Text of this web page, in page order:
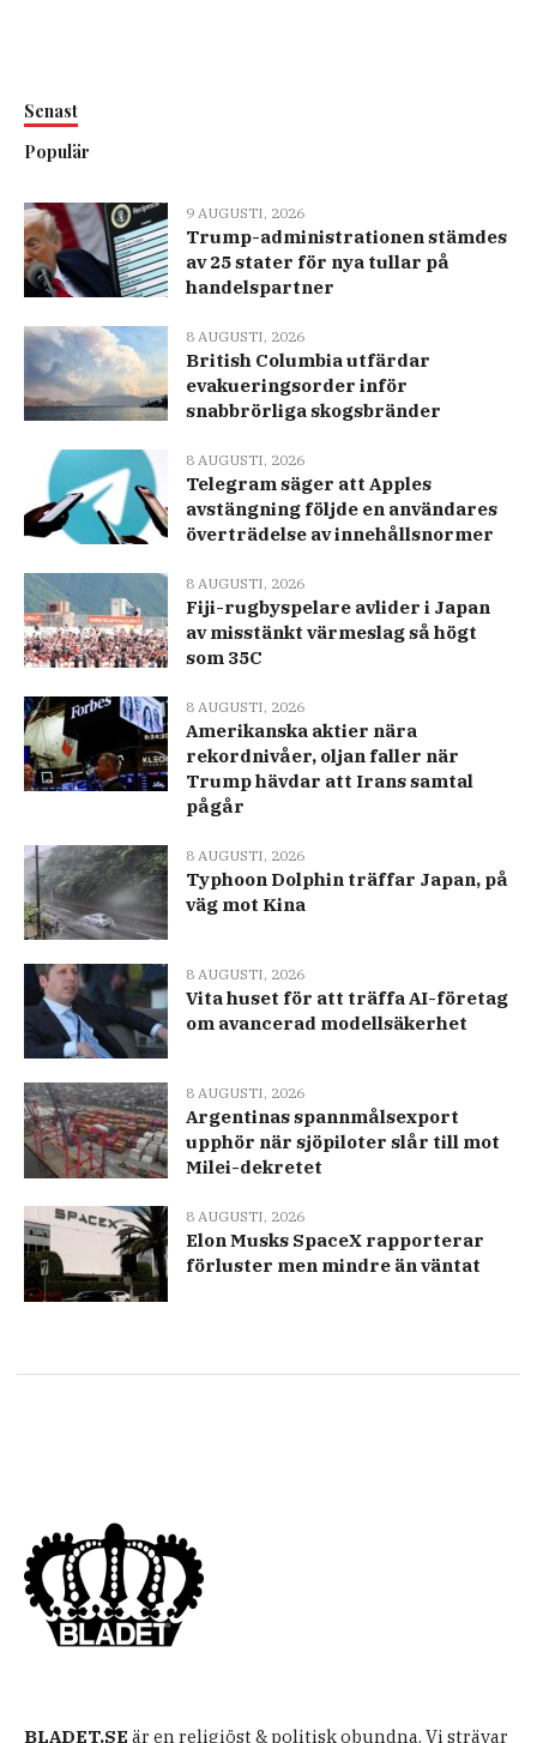
Senast
Populär
9 AUGUSTI, 2026
Trump-administrationen stämdes
av 25 stater för nya tullar på
handelspartner
8 AUGUSTI, 2026
British Columbia utfärdar
evakueringsorder inför
snabbrörliga skogsbränder
8 AUGUSTI, 2026
Telegram säger att Apples
avstängning följde en användares
överträdelse av innehållsnormer
8 AUGUSTI, 2026
Fiji-rugbyspelare avlider i Japan
av misstänkt värmeslag så högt
som 35C
8 AUGUSTI, 2026
Amerikanska aktier nära
rekordnivåer, oljan faller när
Trump hävdar att Irans samtal
pågår
8 AUGUSTI, 2026
Typhoon Dolphin träffar Japan, på
väg mot Kina
8 AUGUSTI, 2026
Vita huset för att träffa AI-företag
om avancerad modellsäkerhet
8 AUGUSTI, 2026
Argentinas spannmålsexport
upphör när sjöpiloter slår till mot
Milei-dekretet
8 AUGUSTI, 2026
Elon Musks SpaceX rapporterar
förluster men mindre än väntat
BLADET.SE är en religiöst & politisk obundna. Vi strävar